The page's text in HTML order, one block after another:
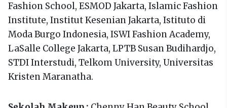
Fashion School, ESMOD Jakarta, Islamic Fashion
Institute, Institut Kesenian Jakarta, Istituto di
Moda Burgo Indonesia, ISWI Fashion Academy,
LaSalle College Jakarta, LPTB Susan Budihardjo,
STDI Interstudi, Telkom University, Universitas
Kristen Maranatha.